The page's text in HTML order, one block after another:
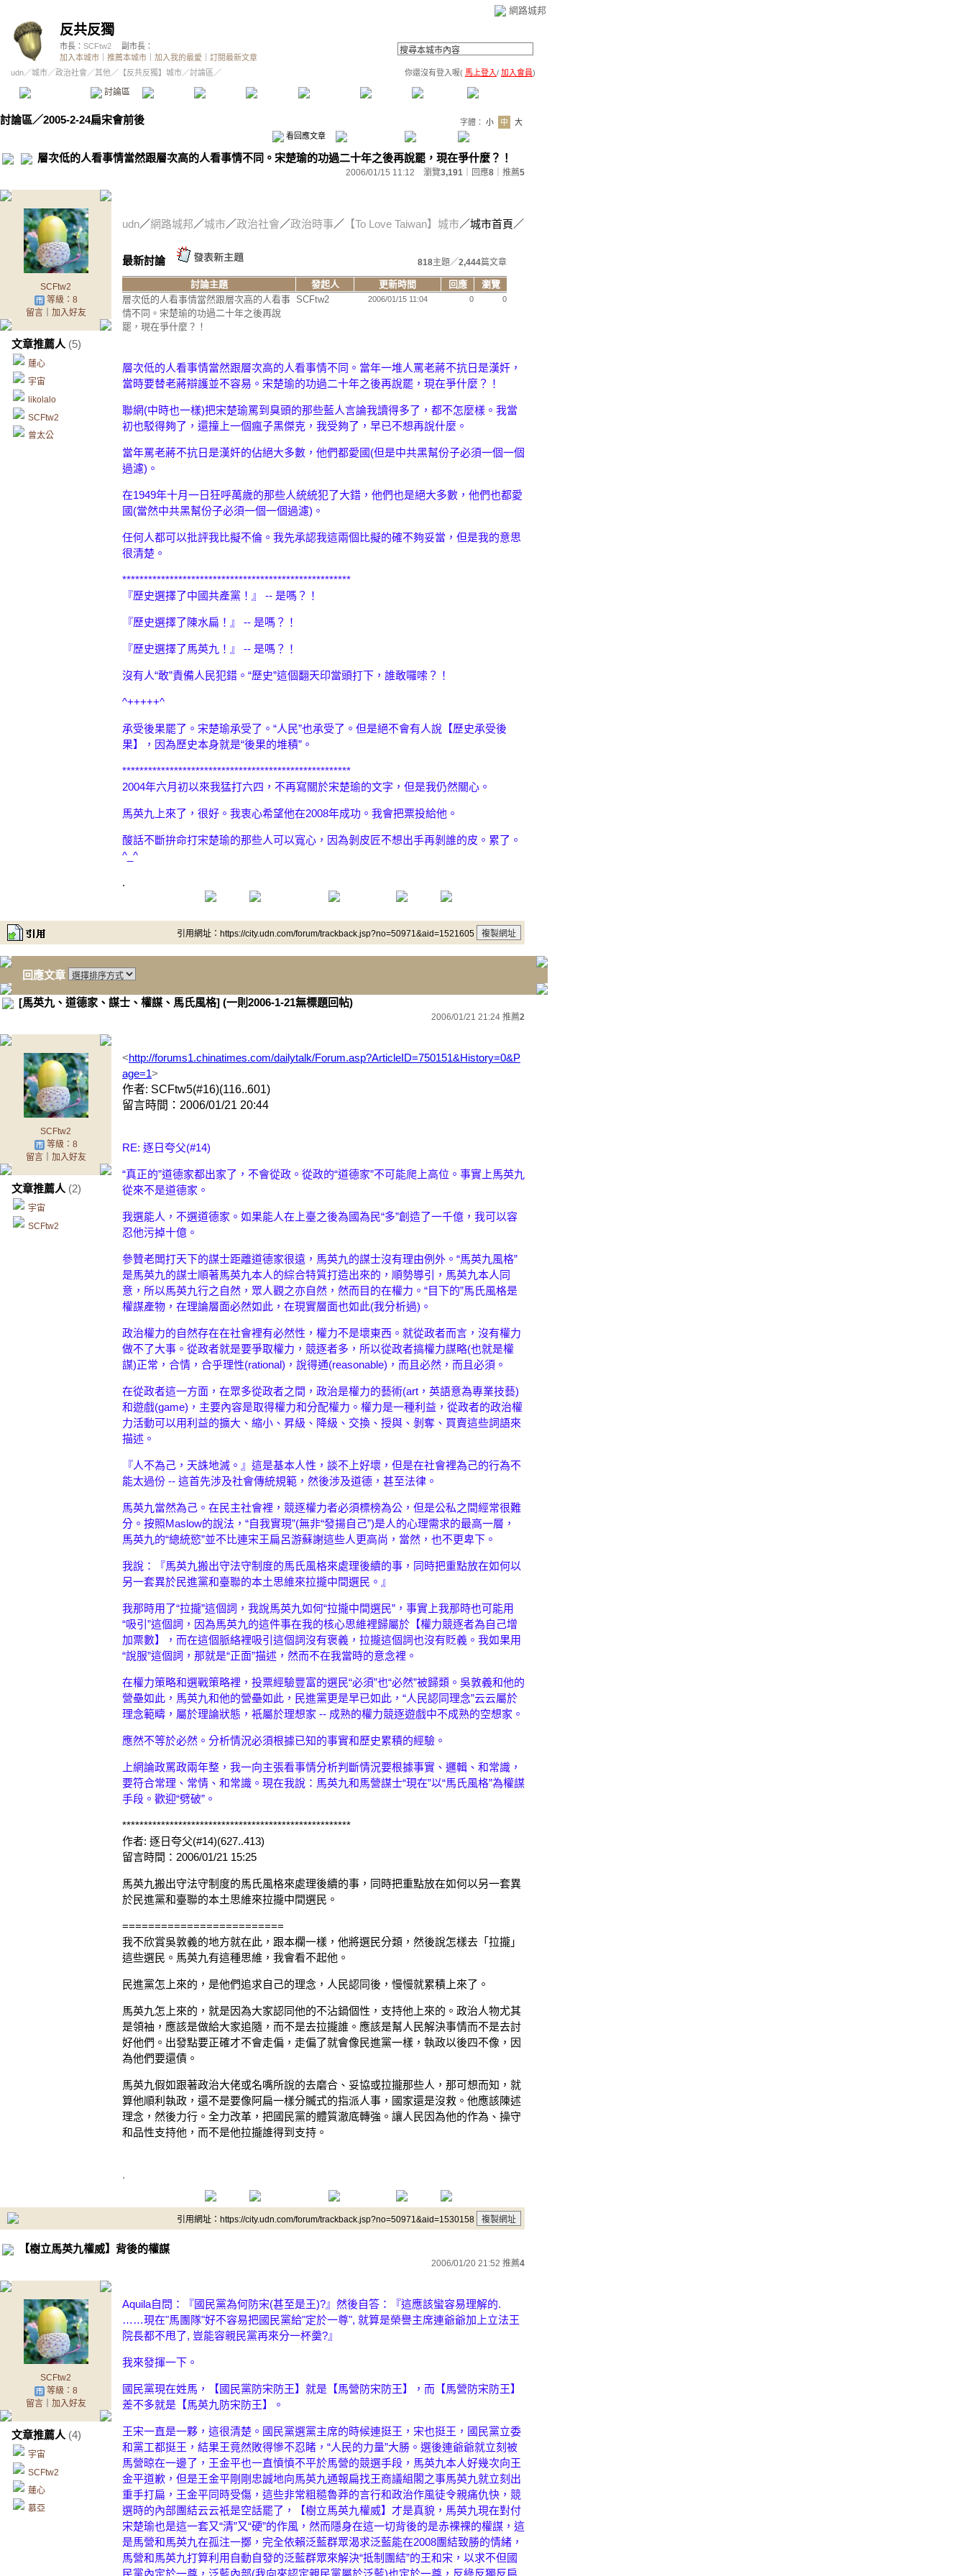
網路城邦
反共反獨
市長： SCFtw2
副市長：
加入本城市
推薦本城市 加入我的最愛
訂閱最新文章
udn／城市／政治社會 ／其他 ／ 【反共反獨】城市／討論區／ 你還沒有登入喔( 馬上登入/ 加入會員)
討論區 精華區 投票區 影像館 公告區 訪客簿 市政中心
討論區／2005-2-24扁宋會前後 字體： 小 中
大
看回應文章
層次低的人看事情當然跟層次高的人看事情不同。宋楚瑜的功過二十年之後再說罷，現在爭什麼？！
2006/01/15 11:12 瀏覽3,191 ｜回應8 推薦5
SCFtw2
等級：8
留言｜ 加入好友
文章推薦人 (5)
蓮心
宇宙
likolalo
SCFtw2
曾太公
udn／網路城邦／城市／政治社會／政治時事／ 【To Love Taiwan】城市／城市首頁／
最新討論 818主題／2,444篇文章
討論主題 發起人 更新時間 回應
瀏覽
層次低的人看事情當然跟層次高的人看事
情不同。宋楚瑜的功過二十年之後再說
罷，現在爭什麼？！
SCFtw2 2006/01/15 11:04 0 0
層次低的人看事情當然跟層次高的人看事情不同。當年一堆人罵老蔣不抗日是漢奸，
當時要替老蔣辯護並不容易。宋楚瑜的功過二十年之後再說罷，現在爭什麼？！
聯網(中時也一樣)把宋楚瑜罵到臭頭的那些藍人言論我讀得多了，都不怎麼樣。我當
初也駁得夠了，還撞上一個瘋子黑傑克，我受夠了，早已不想再說什麼。
當年罵老蔣不抗日是漢奸的佔絕大多數，他們都愛國(但是中共黑幫份子必須一個一個
過濾)。
在1949年十月一日狂呼萬歲的那些人統統犯了大錯，他們也是絕大多數，他們也都愛
國(當然中共黑幫份子必須一個一個過濾)。
任何人都可以批評我比擬不倫。我先承認我這兩個比擬的確不夠妥當，但是我的意思
很清楚。
*****************************************************
『歷史選擇了中國共產黨！』 -- 是嗎？！
『歷史選擇了陳水扁！』 -- 是嗎？！
『歷史選擇了馬英九！』 -- 是嗎？！
沒有人“敢”責備人民犯錯。“歷史”這個翻天印當頭打下，誰敢囉嗦？！
^+++++^
承受後果罷了。宋楚瑜承受了。“人民”也承受了。但是絕不會有人說【歷史承受後
果】，因為歷史本身就是“後果的堆積”。
*****************************************************
2004年六月初以來我猛打六四，不再寫關於宋楚瑜的文字，但是我仍然關心。
馬英九上來了，很好。我衷心希望他在2008年成功。我會把票投給他。
酸話不斷拚命打宋楚瑜的那些人可以寬心，因為剝皮匠不想出手再剝誰的皮。累了。
^_^
.
引用網址：https://city.udn.com/forum/trackback.jsp?no=50971&aid=1521605
回應文章
[馬英九、道德家、謀士、權謀、馬氏風格] (一則2006-1-21無標題回帖)
2006/01/21 21:24 推薦2
SCFtw2
等級：8
留言｜ 加入好友
文章推薦人 (2)
宇宙
SCFtw2
<http://forums1.chinatimes.com/dailytalk/Forum.asp?ArticleID=750151&History=0&P
age=1>
作者: SCFtw5(#16)(116..601)
留言時間：2006/01/21 20:44
RE: 逐日夸父(#14)
“真正的”道德家都出家了，不會從政。從政的“道德家”不可能爬上高位。事實上馬英九
從來不是道德家。
我選能人，不選道德家。如果能人在上臺之後為國為民“多”創造了一千億，我可以容
忍他污掉十億。
參贊老闆打天下的謀士距離道德家很遠，馬英九的謀士沒有理由例外。“馬英九風格”
是馬英九的謀士順著馬英九本人的綜合特質打造出來的，順勢導引，馬英九本人同
意，所以馬英九行之自然，眾人觀之亦自然，然而目的在權力。“目下的”馬氏風格是
權謀產物，在理論層面必然如此，在現實層面也如此(我分析過)。
政治權力的自然存在在社會裡有必然性，權力不是壞東西。就從政者而言，沒有權力
做不了大事。從政者就是要爭取權力，競逐者多，所以從政者搞權力謀略(也就是權
謀)正常，合情，合乎理性(rational)，說得通(reasonable)，而且必然，而且必須。
在從政者這一方面，在眾多從政者之間，政治是權力的藝術(art，英語意為專業技藝)
和遊戲(game)，主要內容是取得權力和分配權力。權力是一種利益，從政者的政治權
力活動可以用利益的擴大、縮小、昇級、降級、交換、授與、剝奪、買賣這些詞語來
描述。
『人不為己，天誅地滅。』這是基本人性，談不上好壞，但是在社會裡為己的行為不
能太過份 -- 這首先涉及社會傳統規範，然後涉及道德，甚至法律。
馬英九當然為己。在民主社會裡，競逐權力者必須標榜為公，但是公私之間經常很難
分。按照Maslow的說法，“自我實現”(無非“發揚自己”)是人的心理需求的最高一層，
馬英九的“總統慾”並不比連宋王扁呂游蘇謝這些人更高尚，當然，也不更卑下。
我說：『馬英九搬出守法守制度的馬氏風格來處理後續的事，同時把重點放在如何以
另一套異於民進黨和臺聯的本土思維來拉攏中間選民。』
我那時用了“拉攏”這個詞，我說馬英九如何“拉攏中間選民”，事實上我那時也可能用
“吸引”這個詞，因為馬英九的這件事在我的核心思維裡歸屬於【權力競逐者為自己增
加票數】，而在這個脈絡裡吸引這個詞沒有褒義，拉攏這個詞也沒有貶義。我如果用
“說服”這個詞，那就是“正面”描述，然而不在我當時的意念裡。
在權力策略和選戰策略裡，投票經驗豐富的選民“必須”也“必然”被歸類。吳敦義和他的
營壘如此，馬英九和他的營壘如此，民進黨更是早已如此，“人民認同理念”云云屬於
理念範疇，屬於理論狀態，衹屬於理想家 -- 成熟的權力競逐遊戲中不成熟的空想家。
應然不等於必然。分析情況必須根據已知的事實和歷史累積的經驗。
上網論政罵政兩年整，我一向主張看事情分析判斷情況要根據事實、邏輯、和常識，
要符合常理、常情、和常識。現在我說：馬英九和馬營謀士“現在”以“馬氏風格”為權謀
手段。歡迎“劈破”。
*****************************************************
作者: 逐日夸父(#14)(627..413)
留言時間：2006/01/21 15:25
馬英九搬出守法守制度的馬氏風格來處理後續的事，同時把重點放在如何以另一套異
於民進黨和臺聯的本土思維來拉攏中間選民。
=========================
我不欣賞吳敦義的地方就在此，跟本欄一樣，他將選民分類，然後說怎樣去「拉攏」
這些選民。馬英九有這種思維，我會看不起他。
民進黨怎上來的，是他們追求自己的理念，人民認同後，慢慢就累積上來了。
馬英九怎上來的，就是因為大家認同他的不沾鍋個性，支持他上來的。政治人物尤其
是領袖，應該是做給大家追隨，而不是去拉攏誰。應該是幫人民解決事情而不是去討
好他們。出發點要正確才不會走偏，走偏了就會像民進黨一樣，執政以後四不像，因
為他們要還債。
馬英九假如跟著政治大佬或名嘴所說的去磨合、妥協或拉攏那些人，那可想而知，就
算他順利執政，還不是要像阿扁一樣分贓式的指派人事，國家還是沒救。他應該陳述
理念，然後力行。全力改革，把國民黨的體質澈底轉強。讓人民因為他的作為、操守
和品性支持他，而不是他拉攏誰得到支持。
.
引用網址：https://city.udn.com/forum/trackback.jsp?no=50971&aid=1530158
【樹立馬英九權威】背後的權謀
2006/01/20 21:52 推薦4
SCFtw2
等級：8
留言｜ 加入好友
文章推薦人 (4)
宇宙
SCFtw2
蓮心
慕亞
Aquila自問：『國民黨為何防宋(甚至是王)?』然後自答：『這應該蠻容易理解的.
……現在"馬團隊"好不容易把國民黨給"定於一尊", 就算是榮譽主席連爺爺加上立法王
院長都不甩了, 豈能容親民黨再來分一杯羹?』
我來發揮一下。
國民黨現在姓馬，【國民黨防宋防王】就是【馬營防宋防王】，而【馬營防宋防王】
差不多就是【馬英九防宋防王】。
王宋一直是一夥，這很清楚。國民黨選黨主席的時候連挺王，宋也挺王，國民黨立委
和黨工都挺王，結果王竟然敗得慘不忍睹，“人民的力量”大勝。選後連爺爺就立刻被
馬營晾在一邊了，王金平也一直憤憤不平於馬營的競選手段，馬英九本人好幾次向王
金平道歉，但是王金平剛剛忠誠地向馬英九通報扁找王商議組閣之事馬英九就立刻出
重手打扁，王金平同時受傷，這些非常粗糙魯莽的言行和政治作風徒令親痛仇快，競
選時的內部團結云云衹是空話罷了，【樹立馬英九權威】才是真貌，馬英九現在對付
宋楚瑜也是這一套又“清”又“硬”的作風，然而隱身在這一切背後的是赤裸裸的權謀，這
是馬營和馬英九在孤注一擲，完全依賴泛藍群眾渴求泛藍能在2008團結致勝的情緒，
馬營和馬英九打算利用自動自發的泛藍群眾來解決“抵制團結”的王和宋，以求不但國
民黨內定於一尊，泛藍內部(我向來認定親民黨屬於泛藍)也定於一尊，反綠反獨反扁